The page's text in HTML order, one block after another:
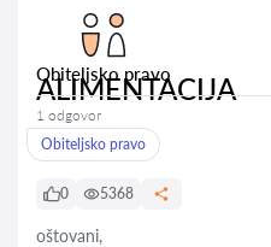
Obiteljsko pravo
ALIMENTACIJA
1 odgovor
Obiteljsko pravo
0 5368
oštovani,